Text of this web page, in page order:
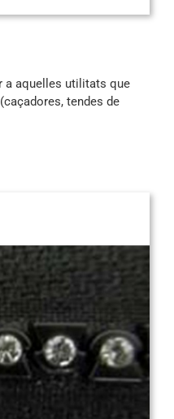
a aquelles utilitats que
tendes de